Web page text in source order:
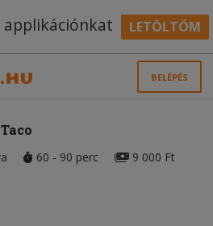
applikációnkat LETÖLTÖM
BELÉPÉS
60 - 90 perc 9 000 Ft